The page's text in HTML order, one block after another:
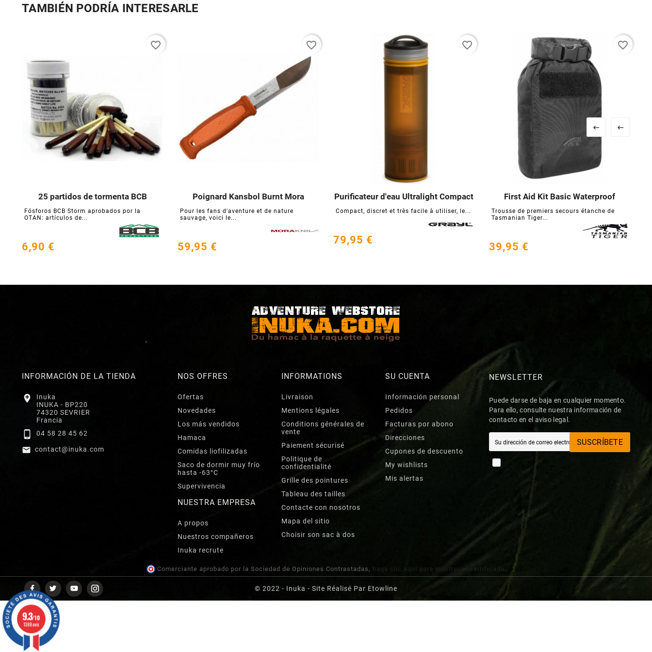
TAMBIÉN PODRÍA INTERESARLE
 
25 partidos de tormenta BCB
Fósforos BCB Storm aprobados por la
OTAN: artículos de...
   
6,90 €
favorite_border
Poignard Kansbol Burnt Mora
Pour les fans d'aventure et de nature
sauvage, voici le...
   
59,95 €
favorite_border
Purificateur d'eau Ultralight Compact
Compact, discret et très facile à utiliser, le...
   
79,95 €
favorite_border
First Aid Kit Basic Waterproof
Trousse de premiers secours étanche de
Tasmanian Tiger...
   
39,95 €
favorite_border
INFORMACIÓN DE LA TIENDA

Inuka
INUKA - BP220
74320 SEVRIER
Francia
 04 58 28 45 62
 contact@inuka.com
NOS OFFRES
Ofertas
Novedades
Los más vendidos
Hamaca
Comidas liofilizadas
Saco de dormir muy frío
hasta -63°C
Supervivencia
NUESTRA EMPRESA
A propos
Nuestros compañeros
Inuka recrute
INFORMATIONS
Livraison
Mentions légales
Conditions générales de
vente
Paiement sécurisé
Politique de
confidentialité
Grille des pointures
Tableau des tailles
Contacte con nosotros
Mapa del sitio
Choisir son sac à dos
SU CUENTA
Información personal
Pedidos
Facturas por abono
Direcciones
Cupones de descuento
My wishlists
Mis alertas
NEWSLETTER
Puede darse de baja en cualquier momento.
Para ello, consulte nuestra información de
contacto en el aviso legal.
SUSCRÍBETE
Comerciante aprobado por la Sociedad de Opiniones Contrastadas, haga clic aquí para mostrar el certificado .
© 2022 - Inuka - Site Réalisé Par Etowline
9.3/10
1388 avis